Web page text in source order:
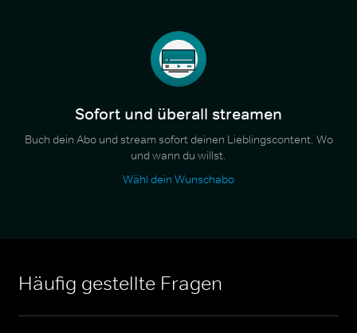
Sofort und überall streamen
Buch dein Abo und stream sofort deinen Lieblingscontent. Wo
und wann du willst.
Wähl dein Wunschabo
Häufig gestellte Fragen